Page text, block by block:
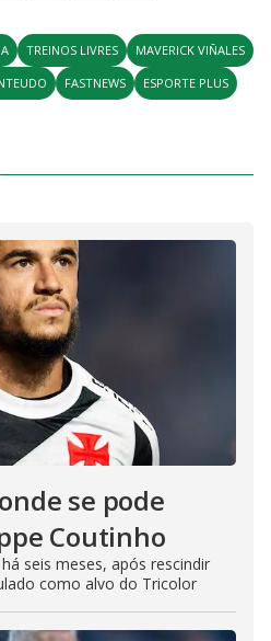
TREINOS LIVRES
MAVERICK VIÑALES
FASTNEWS ESPORTE PLUS
se pode
Coutinho
seis meses, após rescindir
como alvo do Tricolor